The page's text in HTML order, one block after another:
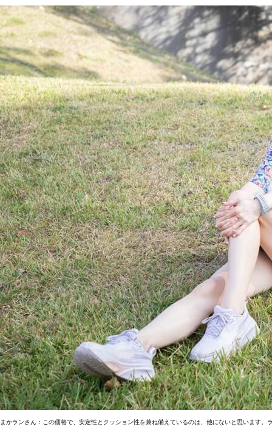
まかランさん：この価格で、安定性とクッション性を兼ね備えているのは、他にないと思います